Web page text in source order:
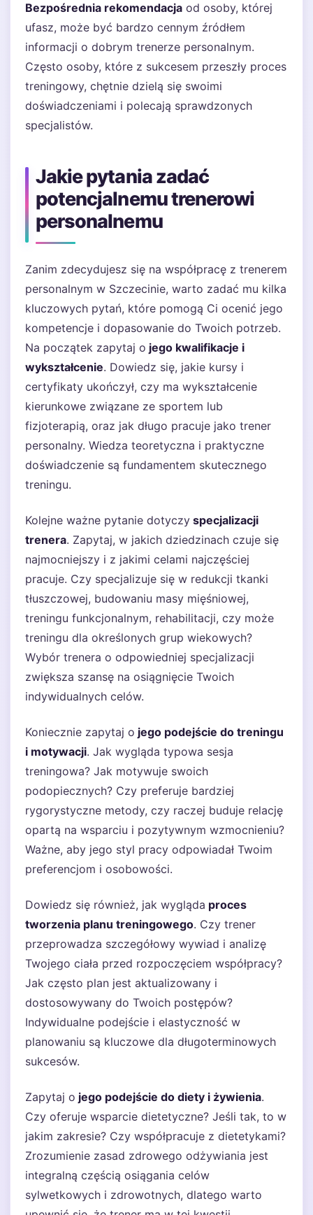
Bezpośrednia rekomendacja od osoby, której
ufasz, może być bardzo cennym źródłem
informacji o dobrym trenerze personalnym.
Często osoby, które z sukcesem przeszły proces
treningowy, chętnie dzielą się swoimi
doświadczeniami i polecają sprawdzonych
specjalistów.
Jakie pytania zadać
potencjalnemu trenerowi
personalnemu
Zanim zdecydujesz się na współpracę z trenerem
personalnym w Szczecinie, warto zadać mu kilka
kluczowych pytań, które pomogą Ci ocenić jego
kompetencje i dopasowanie do Twoich potrzeb.
Na początek zapytaj o jego kwalifikacje i
wykształcenie. Dowiedz się, jakie kursy i
certyfikaty ukończył, czy ma wykształcenie
kierunkowe związane ze sportem lub
fizjoterapią, oraz jak długo pracuje jako trener
personalny. Wiedza teoretyczna i praktyczne
doświadczenie są fundamentem skutecznego
treningu.
Kolejne ważne pytanie dotyczy specjalizacji
trenera. Zapytaj, w jakich dziedzinach czuje się
najmocniejszy i z jakimi celami najczęściej
pracuje. Czy specjalizuje się w redukcji tkanki
tłuszczowej, budowaniu masy mięśniowej,
treningu funkcjonalnym, rehabilitacji, czy może
treningu dla określonych grup wiekowych?
Wybór trenera o odpowiedniej specjalizacji
zwiększa szansę na osiągnięcie Twoich
indywidualnych celów.
Koniecznie zapytaj o jego podejście do treningu
i motywacji. Jak wygląda typowa sesja
treningowa? Jak motywuje swoich
podopiecznych? Czy preferuje bardziej
rygorystyczne metody, czy raczej buduje relację
opartą na wsparciu i pozytywnym wzmocnieniu?
Ważne, aby jego styl pracy odpowiadał Twoim
preferencjom i osobowości.
Dowiedz się również, jak wygląda proces
tworzenia planu treningowego. Czy trener
przeprowadza szczegółowy wywiad i analizę
Twojego ciała przed rozpoczęciem współpracy?
Jak często plan jest aktualizowany i
dostosowywany do Twoich postępów?
Indywidualne podejście i elastyczność w
planowaniu są kluczowe dla długoterminowych
sukcesów.
Zapytaj o jego podejście do diety i żywienia.
Czy oferuje wsparcie dietetyczne? Jeśli tak, to w
jakim zakresie? Czy współpracuje z dietetykami?
Zrozumienie zasad zdrowego odżywiania jest
integralną częścią osiągania celów
sylwetkowych i zdrowotnych, dlatego warto